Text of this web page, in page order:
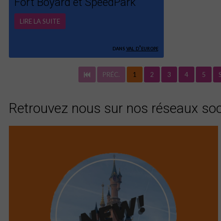
dansval d'europe
LIRE LA SUITE
PRÉC. 1 2 3 4 5
Retrouvez nous sur nos réseaux